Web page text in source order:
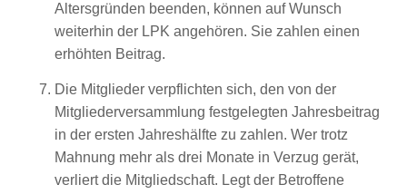
Altersgründen beenden, können auf Wunsch
weiterhin der LPK angehören. Sie zahlen einen
erhöhten Beitrag.
Die Mitglieder verpflichten sich, den von der
Mitgliederversammlung festgelegten Jahresbeitrag
in der ersten Jahreshälfte zu zahlen. Wer trotz
Mahnung mehr als drei Monate in Verzug gerät,
verliert die Mitgliedschaft. Legt der Betroffene